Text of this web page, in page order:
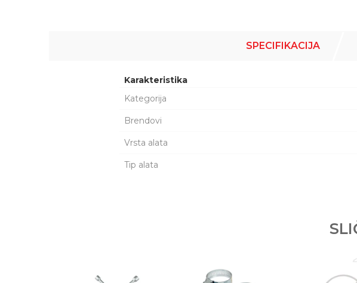
SPECIFIKACIJA
Karakteristika
Kategorija
Brendovi
Vrsta alata
Tip alata
EAN kod:
8001063791913